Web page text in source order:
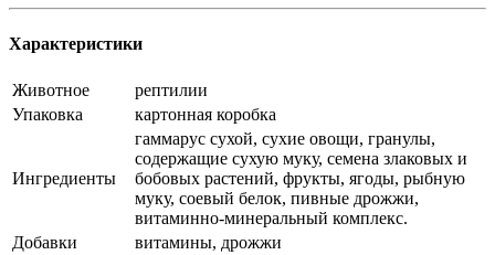
Характеристики
Животное
рептилии
Упаковка
картонная коробка
Ингредиенты
гаммарус сухой, сухие овощи, гранулы,
содержащие сухую муку, семена злаковых и
бобовых растений, фрукты, ягоды, рыбную
муку, соевый белок, пивные дрожжи,
витаминно-минеральный комплекс.
Добавки
витамины, дрожжи